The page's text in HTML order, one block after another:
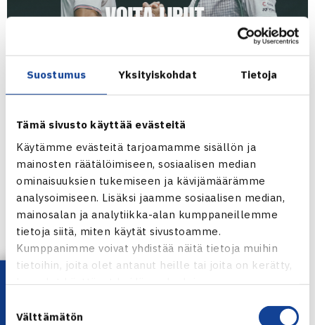
Suostumus Yksityiskohdat Tietoja
Tämä sivusto käyttää evästeitä
Käytämme evästeitä tarjoamamme sisällön ja
mainosten räätälöimiseen, sosiaalisen median
ominaisuuksien tukemiseen ja kävijämäärämme
analysoimiseen. Lisäksi jaamme sosiaalisen median,
mainosalan ja analytiikka-alan kumppaneillemme
tietoja siitä, miten käytät sivustoamme.
Kumppanimme voivat yhdistää näitä tietoja muihin
tietoihin, joita olet antanut heille tai joita on kerätty,
kun olet käyttänyt heidän palvelujaan.
valinta
Välttämätön
Jaa: